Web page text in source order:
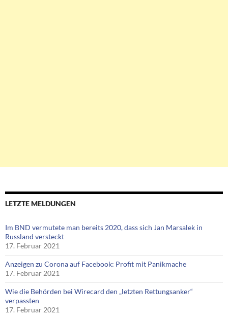
LETZTE MELDUNGEN
Im BND vermutete man bereits 2020, dass sich Jan Marsalek in
Russland versteckt
17. Februar 2021
Anzeigen zu Corona auf Facebook: Profit mit Panikmache
17. Februar 2021
Wie die Behörden bei Wirecard den „letzten Rettungsanker“
verpassten
17. Februar 2021